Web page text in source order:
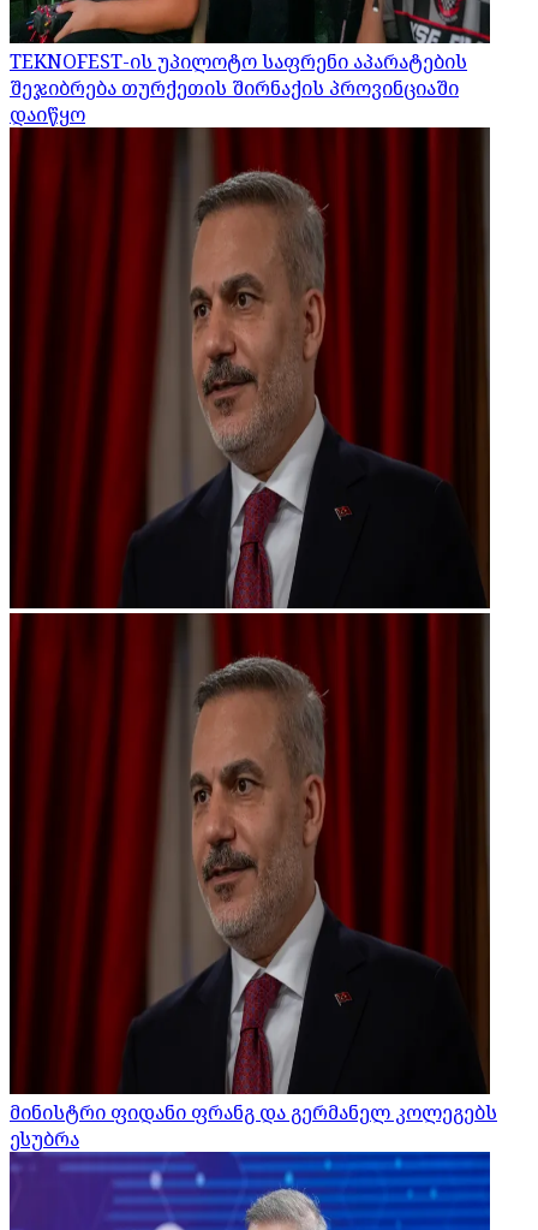
TEKNOFEST-ის უპილოტო საფრენი აპარატების
შეჯიბრება თურქეთის შირნაქის პროვინციაში
დაიწყო
მინისტრი ფიდანი ფრანგ და გერმანელ კოლეგებს
ესუბრა